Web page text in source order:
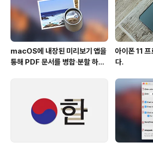
macOS에 내장된 미리보기 앱을
통해 PDF 문서를 병합∙분할 하는
아이폰 11 프
다.